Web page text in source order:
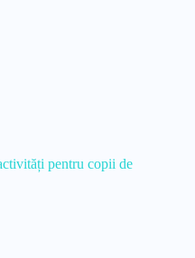
pentru copii de